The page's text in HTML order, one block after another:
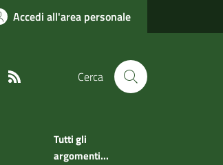
Accedi all'area personale
Cerca
Tutti gli
argomenti...